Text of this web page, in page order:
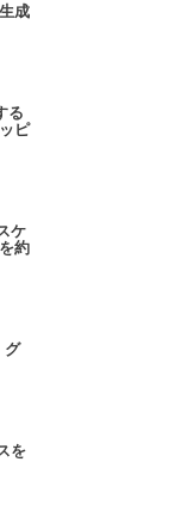
成
る
ピ
ケ
約
グ
を